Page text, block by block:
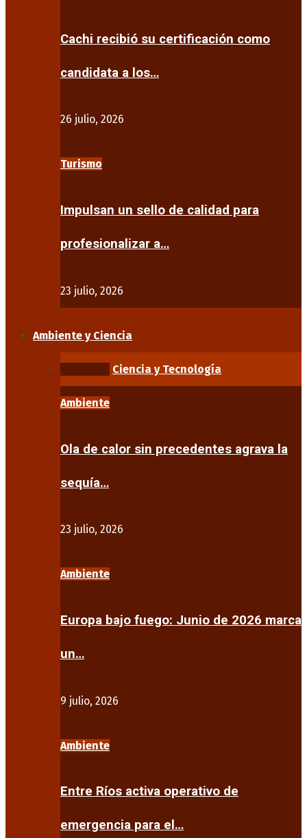
Cachi recibió su certificación como
candidata a los…
26 julio, 2026
Turismo
Impulsan un sello de calidad para
profesionalizar a…
23 julio, 2026
Ambiente y Ciencia
Ciencia y Tecnología
Ambiente
Ola de calor sin precedentes agrava la
sequía…
23 julio, 2026
Ambiente
Europa bajo fuego: Junio de 2026 marca
un…
9 julio, 2026
Ambiente
Entre Ríos activa operativo de
emergencia para el…